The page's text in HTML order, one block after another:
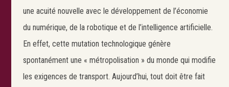
une acuité nouvelle avec le développement de l’économie
du numérique, de la robotique et de l’intelligence artificielle.
En effet, cette mutation technologique génère
spontanément une « métropolisation » du monde qui modifie
les exigences de transport. Aujourd’hui, tout doit être fait